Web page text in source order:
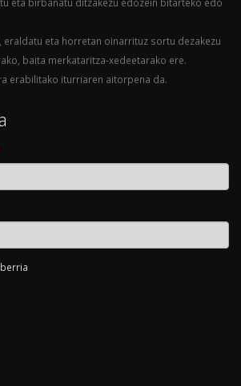
eraldatu eta horretan oinarrituz sortu dezakezu
baita merkataritza-xedeetarako ere.
erabilitako iturriaren aitorpena da.